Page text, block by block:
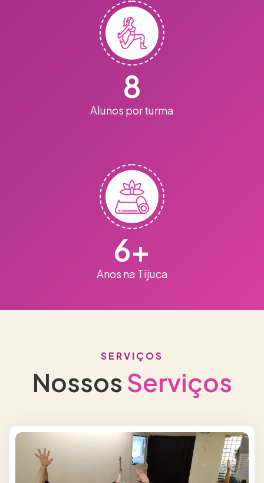
8
Alunos por turma
6+
Anos na Tijuca
SERVIÇOS
Nossos Serviços